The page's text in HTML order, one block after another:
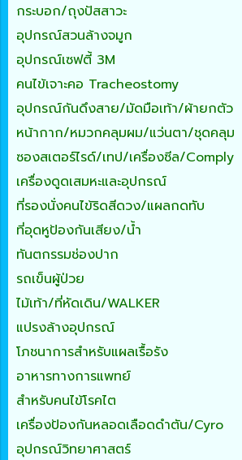
กระบอก/ถุงปัสสาวะ
อุปกรณ์สวนล้างจมูก
อุปกรณ์เซฟตี้ 3M
คนไข้เจาะคอ Tracheostomy
อุปกรณ์กันดึงสาย/มัดมือเท้า/ผ้ายกตัว
หน้ากาก/หมวกคลุมผม/แว่นตา/ชุดคลุม
ซองสเตอร์ไรด์/เทป/เครื่องซีล/Comply
เครื่องดูดเสมหะและอุปกรณ์
ที่รองนั่งคนไข้ริดสีดวง/แผลกดทับ
ที่อุดหูป้องกันเสียง/น้ำ
ทันตกรรมช่องปาก
รถเข็นผู้ป่วย
ไม้เท้า/ที่หัดเดิน/WALKER
แปรงล้างอุปกรณ์
โภชนาการสำหรับแผลเรื้อรัง
อาหารทางการแพทย์
สำหรับคนไข้โรคไต
เครื่องป้องกันหลอดเลือดดำตัน/Cyro
อุปกรณ์วิทยาศาสตร์